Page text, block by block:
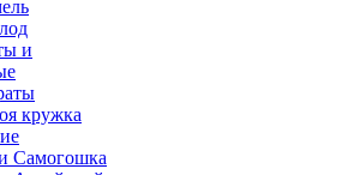
и
кружка
Самогошка